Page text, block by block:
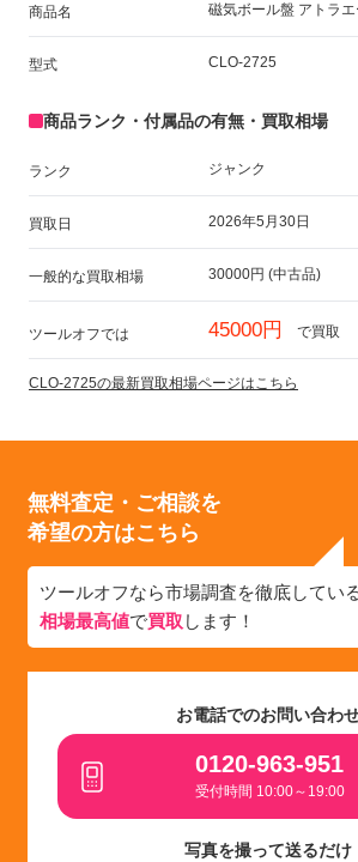
商品名 磁気ボール盤 アトラエ
型式 CLO-2725
商品ランク・付属品の有無・買取相場
ランク ジャンク
買取日 2026年5月30日
一般的な買取相場 30000円 (中古品)
ツールオフでは 45000円 で買取
CLO-2725の最新買取相場ページはこちら
無料査定・ご相談を
希望の方はこちら
ツールオフなら市場調査を徹底してい
相場最高値で買取 します！
お電話でのお問い合わ
0120-963-951
受付時間 10:00～19:00
写真を撮って送るだけ